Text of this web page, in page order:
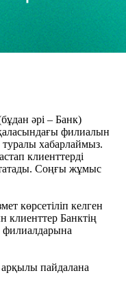
әрі – Банк)
филиалын
хабарлаймыз.
клиенттерді
Соңғы жұмыс
көрсетіліп келген
клиенттер Банктің
арқылы пайдалана